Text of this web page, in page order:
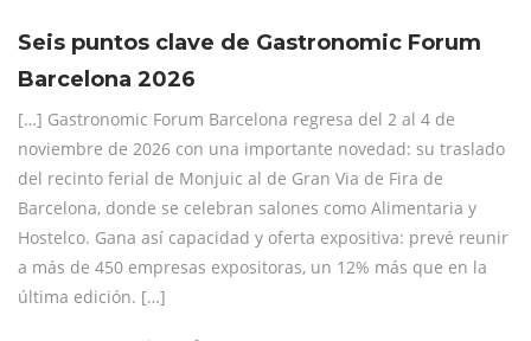
Seis puntos clave de Gastronomic Forum
Barcelona 2026
[…] Gastronomic Forum Barcelona regresa del 2 al 4 de
noviembre de 2026 con una importante novedad: su traslado
del recinto ferial de Monjuic al de Gran Via de Fira de
Barcelona, donde se celebran salones como Alimentaria y
Hostelco. Gana así capacidad y oferta expositiva: prevé reunir
a más de 450 empresas expositoras, un 12% más que en la
última edición. […]